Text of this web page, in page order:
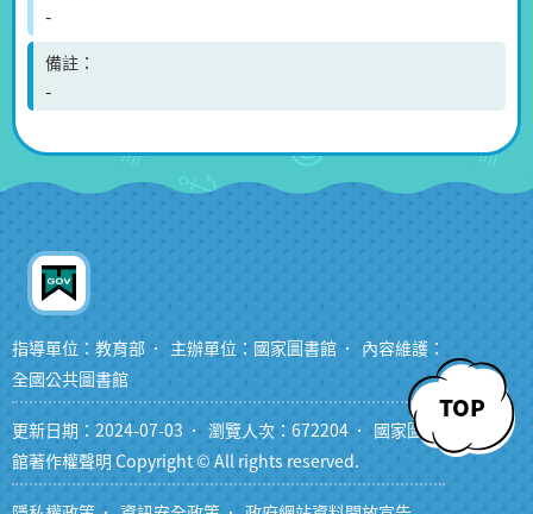
-
備註
-
TOP
指導單位：教育部 主辦單位：國家圖書館
內容維護：
全國公共圖書館
更新日期：2024-07-03 瀏覽人次：672204
國家圖書
館著作權聲明 Copyright © All rights reserved.